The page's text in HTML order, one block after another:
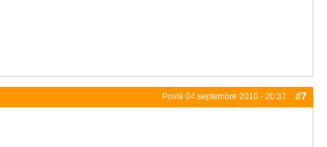
Posté 04 septembre 2010 - 20:37 #7